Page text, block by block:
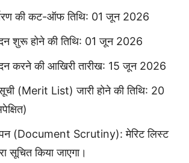
की कट-ऑफ तिथि: 01 जून 2026
शुरू होने की तिथि: 01 जून 2026
करने की आखिरी तारीख: 15 जून 2026
(Merit List) जारी होने की तिथि: 20
(Document Scrutiny): मेरिट लिस्ट
सूचित किया जाएगा।